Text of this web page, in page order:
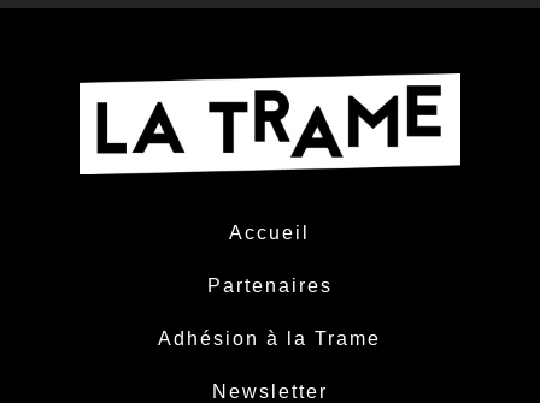
Accueil
Partenaires
Adhésion à la Trame
Newsletter